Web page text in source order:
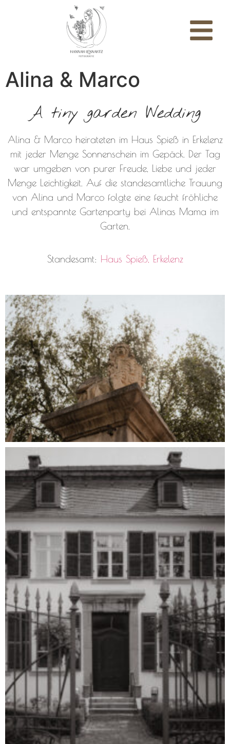
Alina & Marco
A tiny garden Wedding
Alina & Marco heirateten im Haus Spieß in Erkelenz
mit jeder Menge Sonnenschein im Gepäck. Der Tag
war umgeben von purer Freude, Liebe und jeder
Menge Leichtigkeit. Auf die standesamtliche Trauung
von Alina und Marco folgte eine feucht fröhliche
und entspannte Gartenparty bei Alinas Mama im
Garten.
Standesamt: Haus Spieß, Erkelenz